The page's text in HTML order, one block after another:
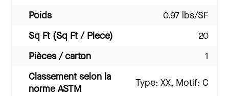
Poids
0.97 lbs/SF
Sq Ft (Sq Ft / Piece)
20
Pièces / carton
1
Classement selon la
norme ASTM
Type: XX, Motif: C